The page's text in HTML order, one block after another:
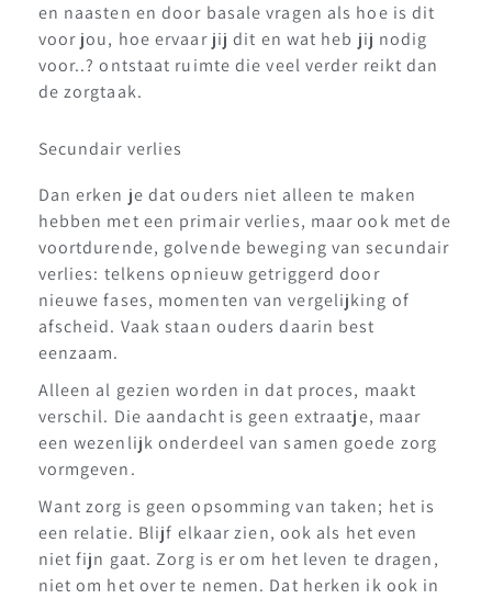
en naasten en door basale vragen als hoe is dit
voor jou, hoe ervaar jij dit en wat heb jij nodig
voor..? ontstaat ruimte die veel verder reikt dan
de zorgtaak.
Secundair verlies
Dan erken je dat ouders niet alleen te maken
hebben met een primair verlies, maar ook met de
voortdurende, golvende beweging van secundair
verlies: telkens opnieuw getriggerd door
nieuwe fases, momenten van vergelijking of
afscheid. Vaak staan ouders daarin best
eenzaam.
Alleen al gezien worden in dat proces, maakt
verschil. Die aandacht is geen extraatje, maar
een wezenlijk onderdeel van samen goede zorg
vormgeven.
Want zorg is geen opsomming van taken; het is
een relatie. Blijf elkaar zien, ook als het even
niet fijn gaat. Zorg is er om het leven te dragen,
niet om het over te nemen. Dat herken ik ook in